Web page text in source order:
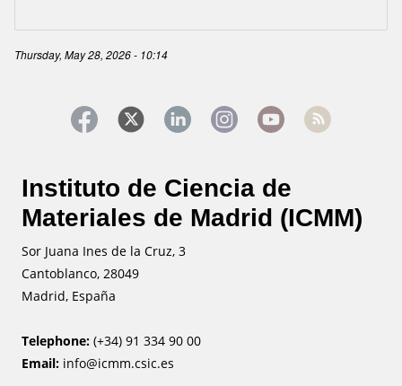
Thursday, May 28, 2026 - 10:14
Instituto de Ciencia de
Materiales de Madrid (ICMM)
Sor Juana Ines de la Cruz, 3
Cantoblanco, 28049
Madrid, España
Telephone: (+34) 91 334 90 00
Email: info@icmm.csic.es